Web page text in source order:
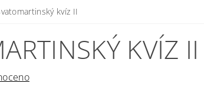
kvíz II
KVÍZ II